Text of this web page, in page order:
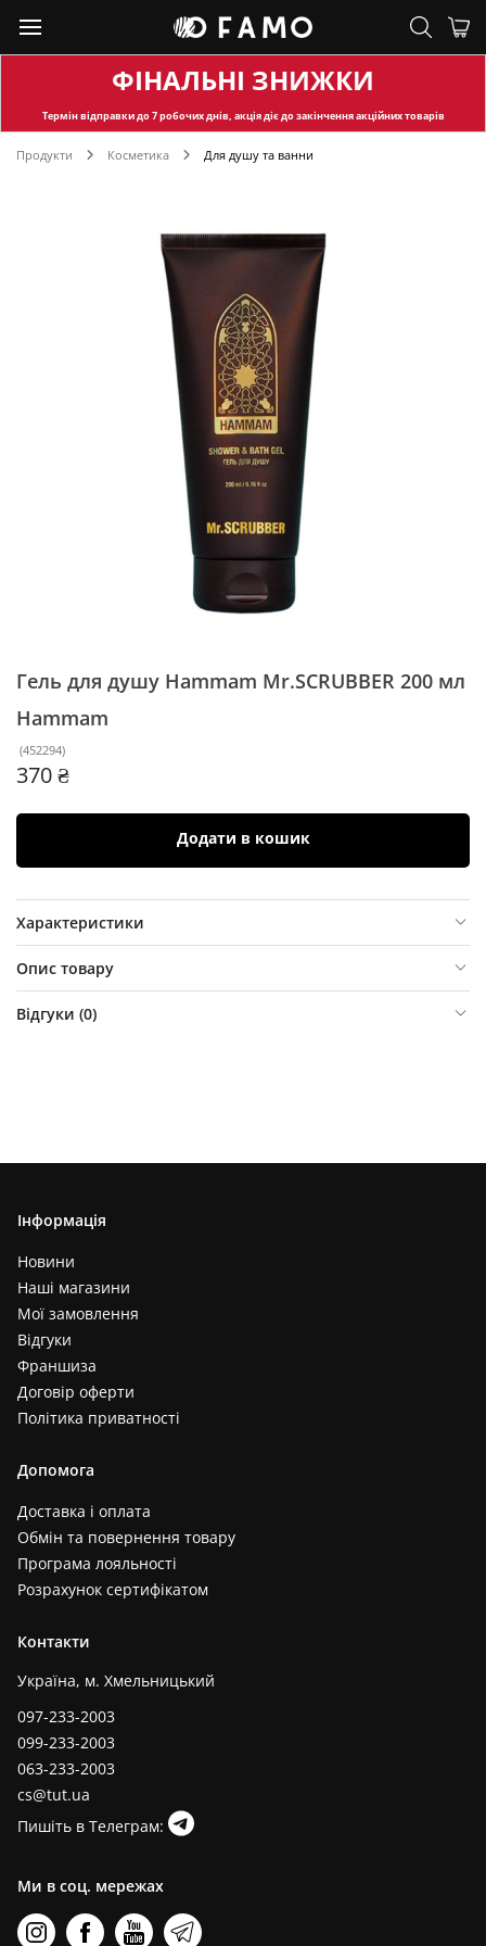
ФІНАЛЬНІ ЗНИЖКИ
Термін відправкидо 7 робочих днів, акція діє до закінчення акційних товарів
Продукти Косметика Для душу та ванни
Гель для душу Hammam Mr.SCRUBBER 200 мл
Hammam
(452294)
370 ₴
Додати в кошик
Характеристики
Опис товару
Відгуки (0)
Інформація
Новини
Наші магазини
Мої замовлення
Відгуки
Франшиза
Договір оферти
Політика приватності
Допомога
Доставка і оплата
Обмін та повернення товару
Програма лояльності
Розрахунок сертифікатом
Контакти
Україна, м. Хмельницький
097-233-2003
099-233-2003
063-233-2003
cs@tut.ua
Пишіть в Телеграм:
Ми в соц. мережах